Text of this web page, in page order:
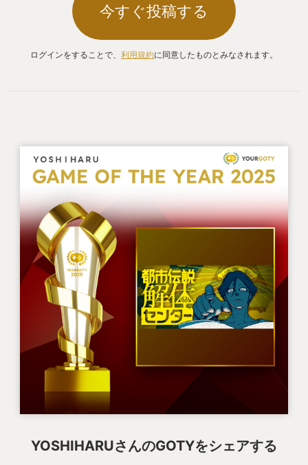
今すぐ投稿する
ログインをすることで、 利用規約に同意したものとみなされます。
YOSHIHARUさんのGOTYをシェアする